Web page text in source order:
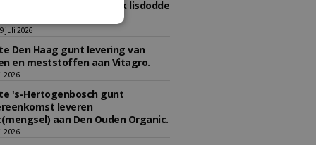
0290 concessie kweek lisdodde
juli 2026
Den Haag gunt levering van
en meststoffen aan Vitagro.
2026
's-Hertogenbosch gunt
leveren
aan Den Ouden Organic.
2026